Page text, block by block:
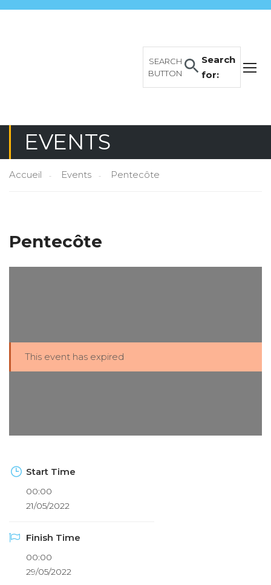
Search
for:
SEARCH
BUTTON
EVENTS
Accueil Events Pentecôte
Pentecôte
This event has expired
Start Time
00:00
21/05/2022
Finish Time
00:00
29/05/2022